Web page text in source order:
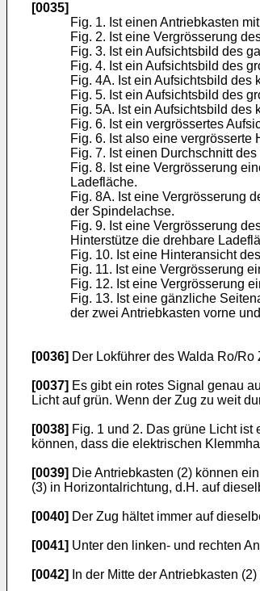
[0035]
Fig. 1. Ist einen Antriebkasten
Fig. 2. Ist eine Vergrösserung
Fig. 3. Ist ein Aufsichtsbild des
Fig. 4. Ist ein Aufsichtsbild des
Fig. 4A. Ist ein Aufsichtsbild des
Fig. 5. Ist ein Aufsichtsbild des
Fig. 5A. Ist ein Aufsichtsbild des
Fig. 6. Ist ein vergrössertes
Fig. 6. Ist also eine
Fig. 7. Ist einen Durchschnitt
Fig. 8. Ist eine Vergrösserung
Ladefläche.
Fig. 8A. Ist eine Vergrösserung
der Spindelachse.
Fig. 9. Ist eine Vergrösserung
Hinterstütze die drehbare
Fig. 10. Ist eine Hinteransicht
Fig. 11. Ist eine Vergrösserung
Fig. 12. Ist eine Vergrösserung
Fig. 13. Ist eine gänzliche
der zwei Antriebkasten vorne
[0036] Der Lokführer des Walda Ro/
[0037] Es gibt ein rotes Signal genau
Licht auf grün. Wenn der Zug zu weit
[0038] Fig. 1 und 2. Das grüne Licht
können, dass die elektrischen
[0039] Die Antriebkasten (2) können
(3) in Horizontalrichtung, d.H. auf
[0040] Der Zug hältet immer auf
[0041] Unter den linken- und rechten
[0042] In der Mitte der Antriebkasten